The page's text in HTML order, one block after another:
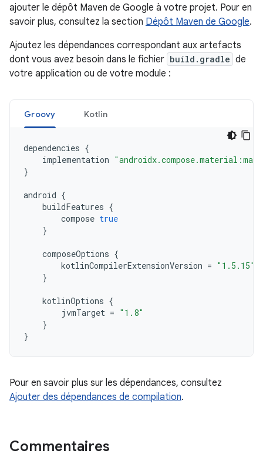
ajouter le dépôt Maven de Google à votre projet. Pour en
savoir plus, consultez la section Dépôt Maven de Google.
Ajoutez les dépendances correspondant aux artefacts
dont vous avez besoin dans le fichier build.gradle de
votre application ou de votre module :
Groovy Kotlin
dependencies {
implementation
}
android {
buildFeatures {
compose true
}
composeOptions {
kotlinCompilerExtensionVersion = "1.5.15"
}
kotlinOptions {
jvmTarget = "1.8"
}
}
Pour en savoir plus sur les dépendances, consultez
Ajouter des dépendances de compilation.
Commentaires